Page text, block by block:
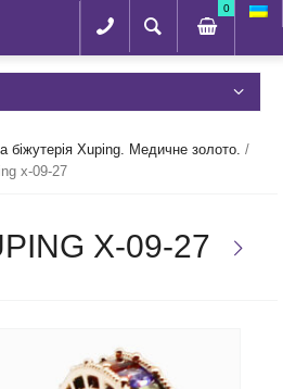
0
біжутерія Xuping. Медичне золото. /
x-09-27
X-09-27